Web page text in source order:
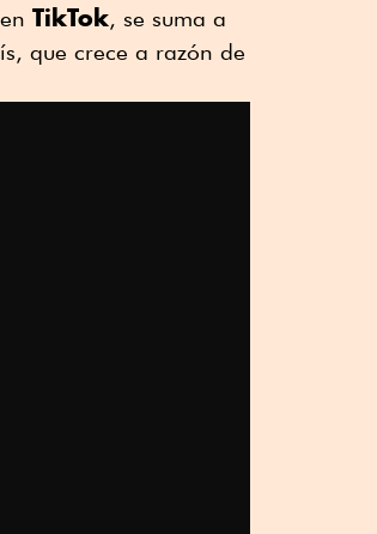
TikTok, se suma a
que crece a razón de